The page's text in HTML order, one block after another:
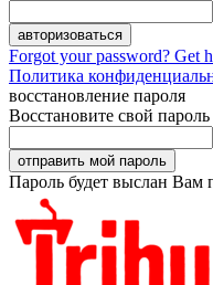
Forgot your password? Get
Политика
восстановление пароля
Восстановите свой пароль
Пароль будет выслан Вам